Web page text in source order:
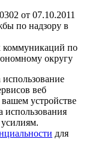
от 07.10.2011
по надзору в
коммуникаций по
округу
веб
устройстве
использования
для